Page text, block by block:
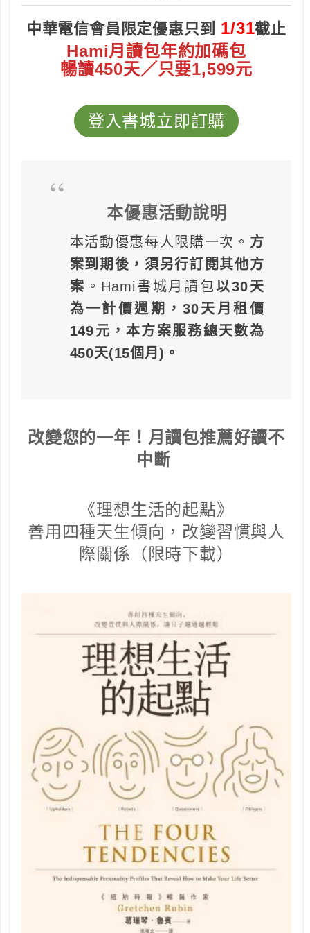
中華電信會員限定優惠只到 1/31截止
Hami月讀包年約加碼包
暢讀450天／只要1,599元
登入書城立即訂購
本優惠活動說明
本活動優惠每人限購一次。 方
案到期後，須另行訂閱其他方
案 。Hami書城月讀包以30天
為一計價週期，30天月租價
149元，本方案服務總天數為
450天(15個月)。
改變您的一年！月讀包推薦好讀不
中斷
《理想生活的起點》
善用四種天生傾向，改變習慣與人
際關係（限時下載）